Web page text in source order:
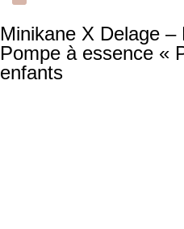
Minikane X Delage –
Pompe à essence «
enfants